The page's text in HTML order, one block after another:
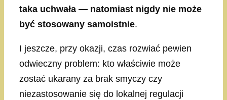
taka uchwała — natomiast nigdy nie może
być stosowany samoistnie.
I jeszcze, przy okazji, czas rozwiać pewien
odwieczny problem: kto właściwie może
zostać ukarany za brak smyczy czy
niezastosowanie się do lokalnej regulacji